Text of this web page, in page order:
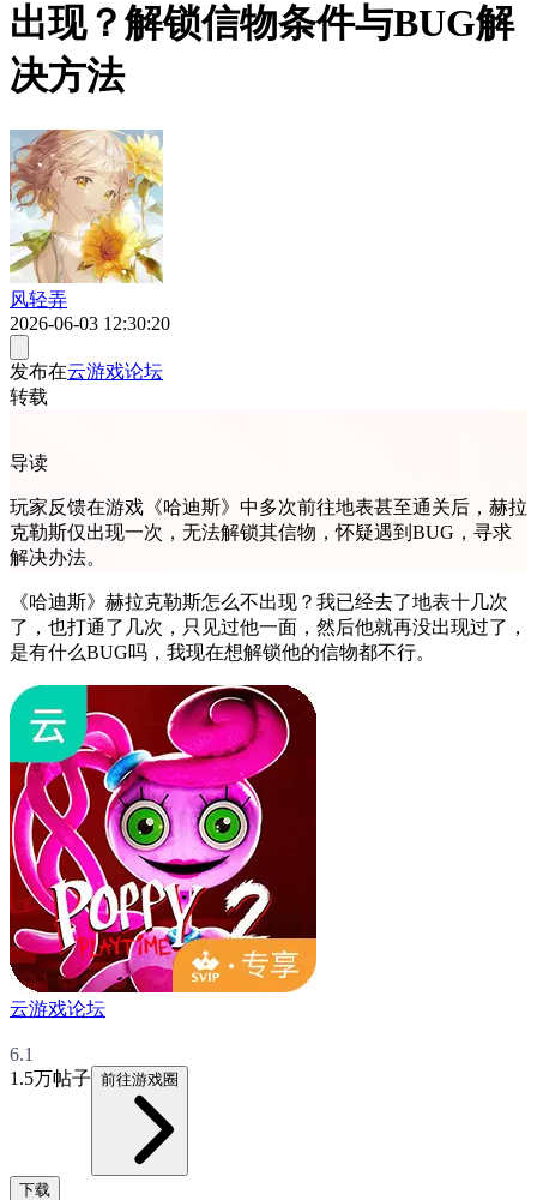
出现？解锁信物条件与BUG解
决方法
风轻弄
2026-06-03 12:30:20
发布在云游戏论坛
转载
导读
玩家反馈在游戏《哈迪斯》中多次前往地表甚至通关后，赫拉
克勒斯仅出现一次，无法解锁其信物，怀疑遇到BUG，寻求
解决办法。
《哈迪斯》赫拉克勒斯怎么不出现？我已经去了地表十几次
了，也打通了几次，只见过他一面，然后他就再没出现过了，
是有什么BUG吗，我现在想解锁他的信物都不行。
云游戏论坛
6.1
1.5万帖子 前往游戏圈
下载